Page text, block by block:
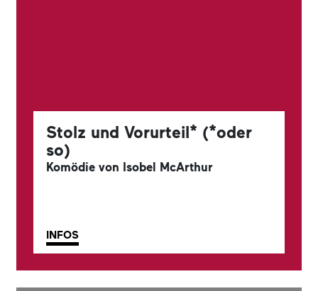
Stolz und Vorurteil* (*oder
so)
Komödie von Isobel McArthur
INFOS